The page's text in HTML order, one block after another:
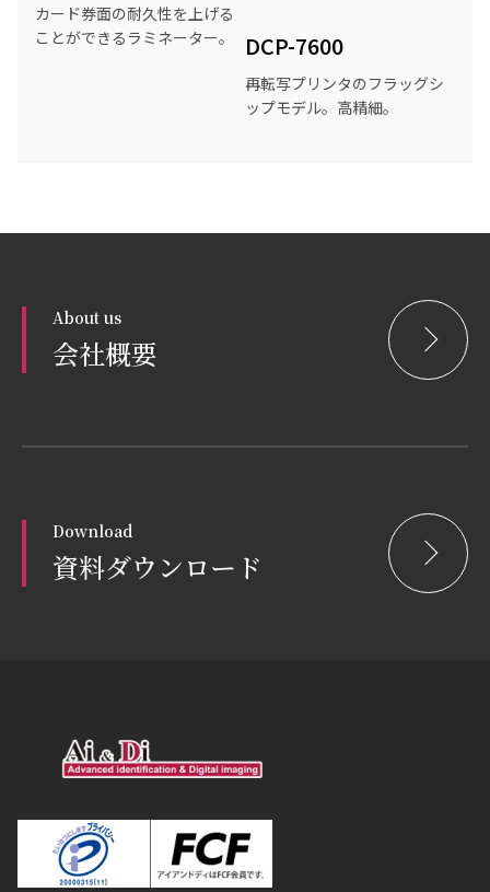
カード券面の耐久性を上げる
ことができるラミネーター。
DCP-7600
再転写プリンタのフラッグシ
ップモデル。高精細。
About us
会社概要
Download
資料ダウンロード